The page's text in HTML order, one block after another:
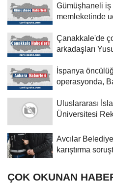
Gümüşhaneli iş
memleketinde
Çanakkale'de
arkadaşları
İspanya
operasyonda,
Uluslararası
Üniversitesi
Avcılar
karıştırma
ÇOK OKUNAN